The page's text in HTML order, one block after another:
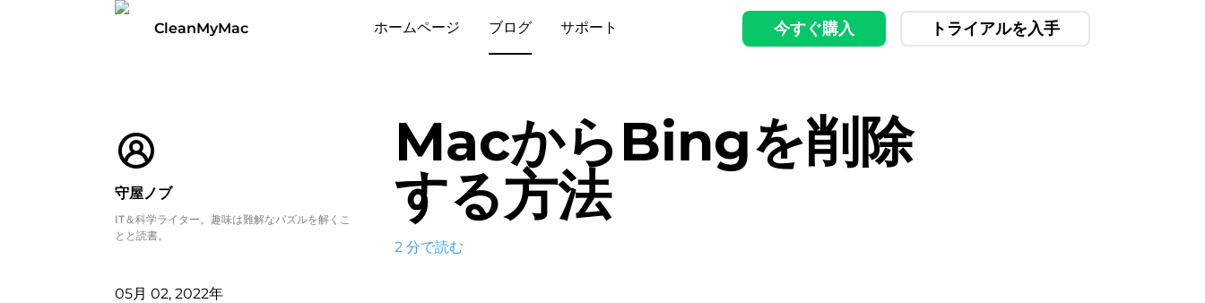
CleanMyMac ホームページ ブログ サポート 今すぐ購入 トライアルを入手
守屋ノブ
IT＆科学ライター。趣味は難解なパズルを解くこ
とと読書。
05月 02, 2022年
MacからBingを削除
する方法
2 分で読む